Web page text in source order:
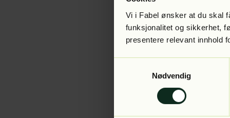
Vi i Fabel ønsker at du skal
funksjonalitet og sikkerhet,
presentere relevant innhold
Nødvendig
Application